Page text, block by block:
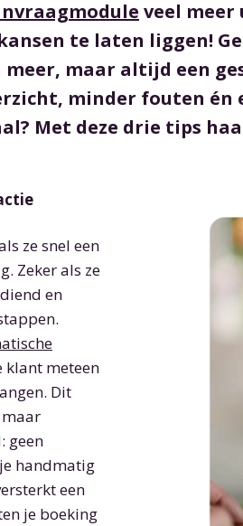
veel
te laten liggen!
maar altijd een
minder fouten én
Met deze drie tips
ze snel een
Zeker als ze
en
klant meteen
Dit
geen
handmatig
een
je boeking